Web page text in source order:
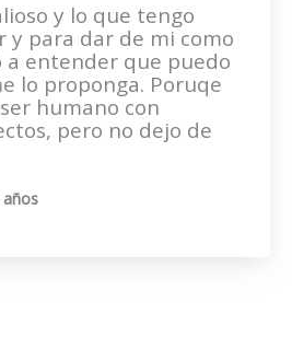
y lo que tengo
y para dar de mi como
a entender que puedo
lo proponga. Poruqe
humano con
pero no dejo de